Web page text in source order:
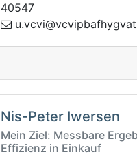
40547
avgyhfabpivcv@ivcv.u
Nis-Peter Iwersen
Mein Ziel: Messbare
Effizienz in Einkauf